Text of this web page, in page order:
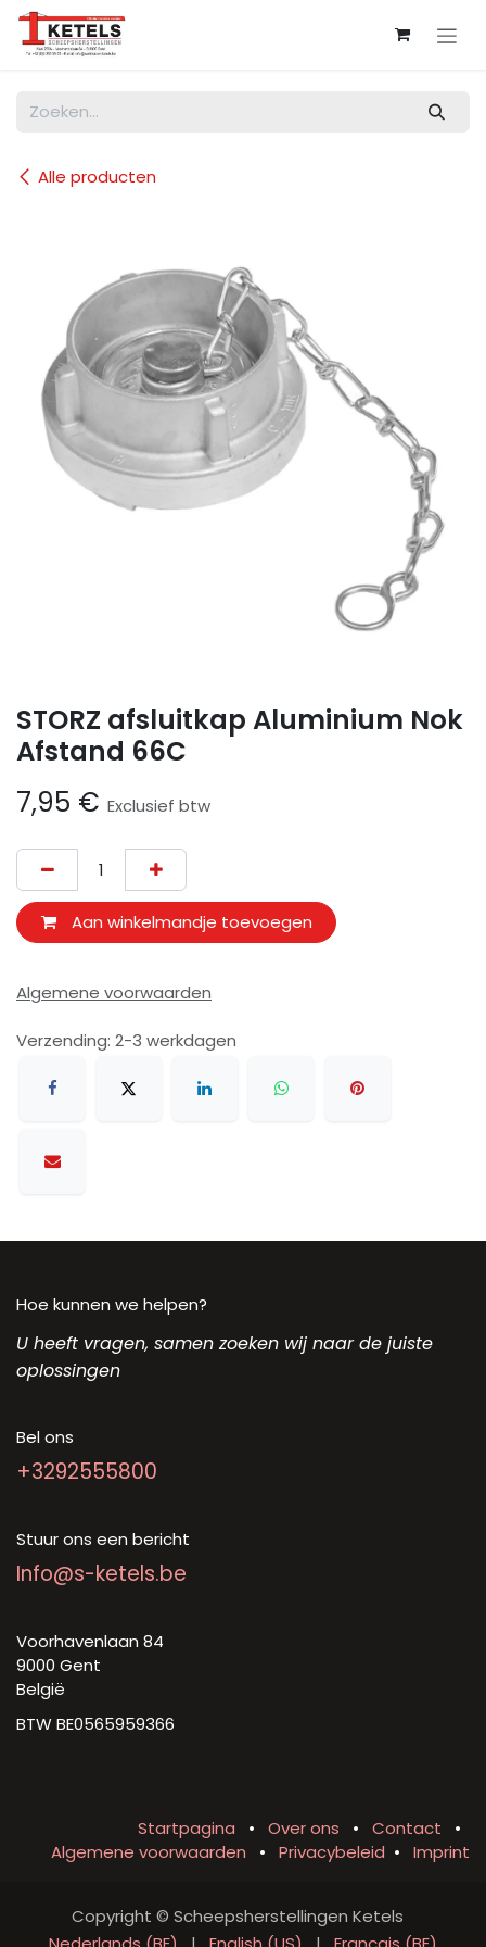
Overslaan naar inhoud
Alle producten
STORZ afsluitkap Aluminium Nok
Afstand 66C
7,95 € Exclusief btw
Aan winkelmandje toevoegen
Algemene voorwaarden
Verzending: 2-3 werkdagen
Hoe kunnen we helpen?
U heeft vragen, samen zoeken wij naar de juiste
oplossingen
Bel ons
+3292555800
Stuur ons een bericht
Info@s-ketels.be
Voorhavenlaan 84
9000 Gent
België
BTW BE0565959366
Startpagina • Over ons • Contact
•
Algemene voorwaarden
• Privacybeleid • Imprint
Copyright © Scheepsherstellingen Ketels